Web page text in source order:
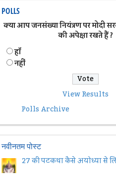
POLLS
क्या आप जनसंख्या नियंत्रण पर मोदी
की अपेक्षा रखते हैं ?
हॉं
नहीं
View Results
Polls Archive
नवीनतम पोस्ट
27 की पटकथा कैसे अयोध्या से